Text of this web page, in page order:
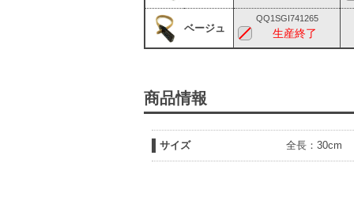
ベージュ
QQ1SGI741265
生産終了
商品情報
サイズ 全長：30cm